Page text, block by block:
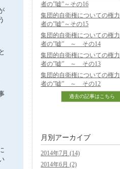
者の”嘘”～その16
集団的自衛権についての権力
者の”嘘”～その15
集団的自衛権についての権力
者の”嘘” ～ その14
集団的自衛権についての権力
者の”嘘” ～ その13
集団的自衛権についての権力
者の”嘘” ～ その12
過去の記事はこちら
月別アーカイブ
2014年7月 (14)
2014年6月 (2)